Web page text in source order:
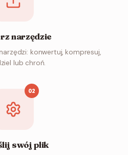
narzędzie
konwertuj, kompresuj,
lub chroń.
02
swój plik